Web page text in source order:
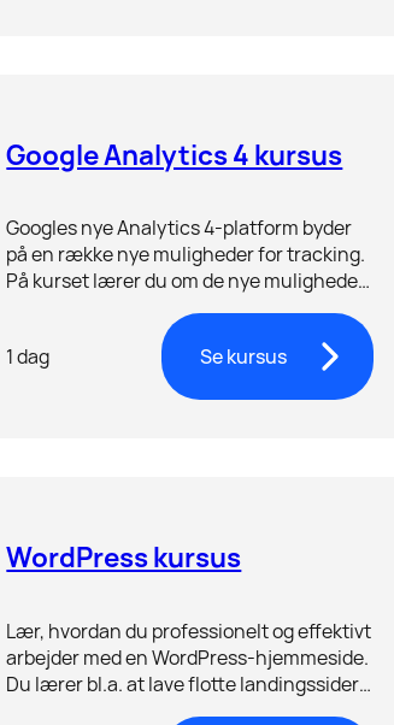
Google Analytics 4 kursus
Googles nye Analytics 4-platform byder
på en række nye muligheder for tracking.
På kurset lærer du om de nye muligheder
og om at navigere og fremfinde vigtige
1 dag
Se kursus
WordPress kursus
Lær, hvordan du professionelt og effektivt
arbejder med en WordPress-hjemmeside.
Du lærer bl.a. at lave flotte landingssider,
anvende plugins og meget mere.